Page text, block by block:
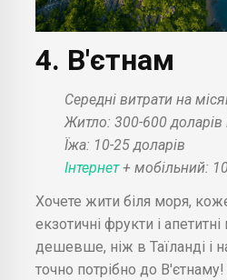
4. В'єтнам
Середні витрати на
Житло: 300-600 доларів
Їжа: 10-25 доларів
Інтернет+ мобільний:
Хочете жити біля моря,
екзотичні фрукти і
дешевше, ніж в Таїланді і
точно потрібно до